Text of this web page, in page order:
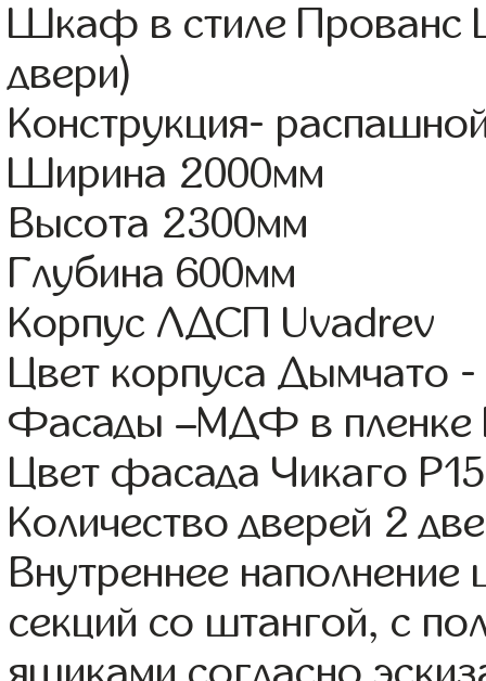
Шкаф в стиле Прованс
двери)
Конструкция-
Ширина 2000мм
Высота 2300мм
Глубина 600мм
Корпус ЛДСП Uvadrev
Цвет корпуса Дымчато
Фасады –МДФ в пленке
Цвет фасада Чикаго
Количество дверей 2
Внутреннее
секций со штангой, с